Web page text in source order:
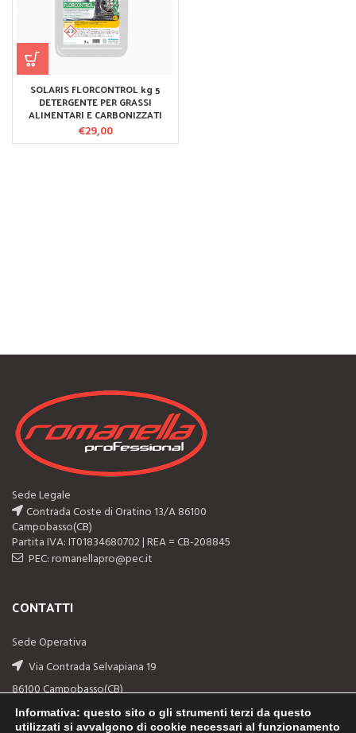
SOLARIS FLORCONTROL kg 5
DETERGENTE PER GRASSI
ALIMENTARI E CARBONIZZATI
€29,00
Sede Legale
Contrada Coste di Oratino 13/A 86100
Campobasso(CB)
Partita IVA: IT01834680702 | REA = CB-208845
PEC: romanellapro@pec.it
CONTATTI
Sede Operativa
Via Contrada Selvapiana 19
86100 Campobasso(CB)
Telefono: (+39) 0874-311044
Informativa: questo sito o gli strumenti terzi da questo
utilizzati si avvalgono di cookie necessari al funzionamento